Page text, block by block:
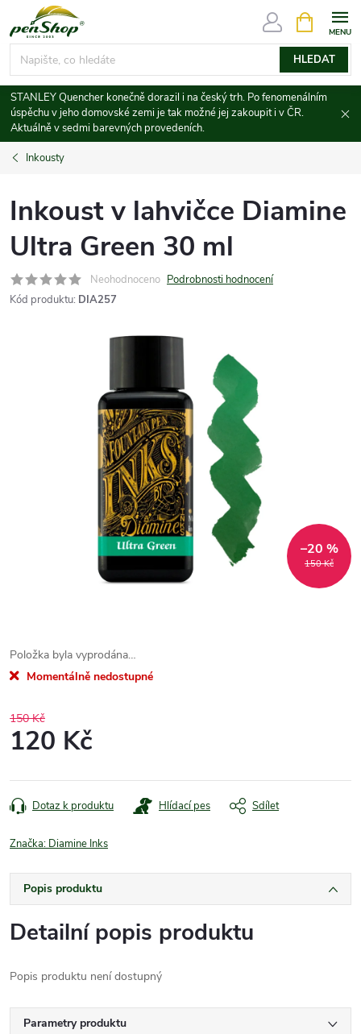
na
obsah
HLEDAT
NÁKUPNÍ
KOŠÍK
STANLEY Quencher konečně dorazil i na český trh. Po fenomenálním
úspěchu v jeho domovské zemi je tak možné jej zakoupit i v ČR.
Aktuálně v sedmi barevných provedeních.
Inkousty
Inkoust v lahvičce Diamine
Ultra Green 30 ml
Neohodnoceno Podrobnosti hodnocení
Kód produktu: DIA257
150 Kč
–20 %
Položka byla vyprodána…
Momentálně nedostupné
150 Kč
120 Kč
cena:
Dotaz k produktu Hlídací pes Sdílet
Značka: Diamine Inks
Popis produktu
Detailní popis produktu
Popis produktu není dostupný
Parametry produktu